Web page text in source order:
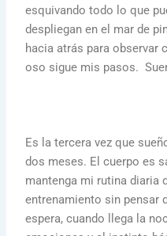
esquivando todo lo que
despliegan en el mar de
hacia atrás para observar
oso sigue mis pasos.
Es la tercera vez que
dos meses. El cuerpo es
mantenga mi rutina diaria
entrenamiento sin pensar
espera, cuando llega la